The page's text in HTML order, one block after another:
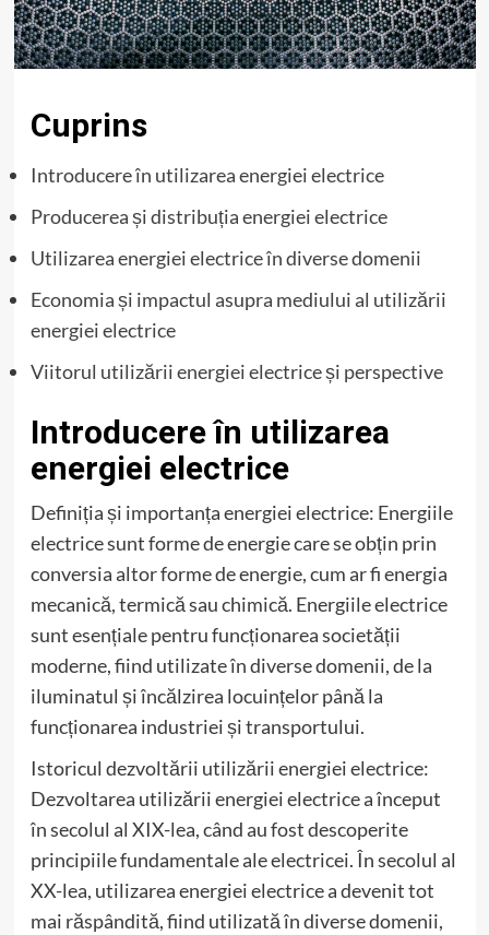
Cuprins
Introducere în utilizarea energiei electrice
Producerea și distribuția energiei electrice
Utilizarea energiei electrice în diverse domenii
Economia și impactul asupra mediului al utilizării
energiei electrice
Viitorul utilizării energiei electrice și perspective
Introducere în utilizarea
energiei electrice
Definiția și importanța energiei electrice: Energiile
electrice sunt forme de energie care se obțin prin
conversia altor forme de energie, cum ar fi energia
mecanică, termică sau chimică. Energiile electrice
sunt esențiale pentru funcționarea societății
moderne, fiind utilizate în diverse domenii, de la
iluminatul și încălzirea locuințelor până la
funcționarea industriei și transportului.
Istoricul dezvoltării utilizării energiei electrice:
Dezvoltarea utilizării energiei electrice a început
în secolul al XIX-lea, când au fost descoperite
principiile fundamentale ale electricei. În secolul al
XX-lea, utilizarea energiei electrice a devenit tot
mai răspândită, fiind utilizată în diverse domenii,